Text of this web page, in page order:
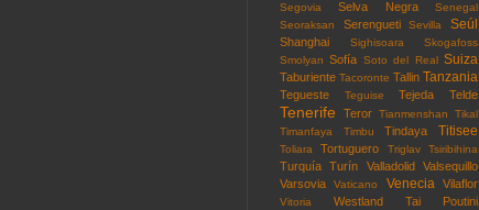
Segovia
Selva Negra
Senegal
Seoraksan
Serengueti Sevilla Seúl
Shanghai Sighisoara
Skogafoss
Smolyan Sofía Soto del Real Suiza
Taburiente Tacoronte Tallin Tanzania
Tegueste Teguise Tejeda Telde
Tenerife Teror Tianmenshan
Tikal
Timanfaya
Timbu Tindaya Titisee
Toliara Tortuguero Triglav Tsiribihina
Turquía Turín Valladolid
Valsequillo
Varsovia
Vaticano Venecia Vilaflor
Vitoria
Westland Tai Poutini